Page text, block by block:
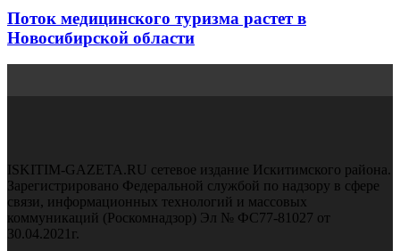
Поток медицинского туризма растет в
Новосибирской области
ISKITIM-GAZETA.RU сетевое издание Искитимского района.
Зарегистрировано Федеральной службой по надзору в сфере
связи, информационных технологий и массовых
коммуникаций (Роскомнадзор) Эл № ФС77-81027 от
30.04.2021г.